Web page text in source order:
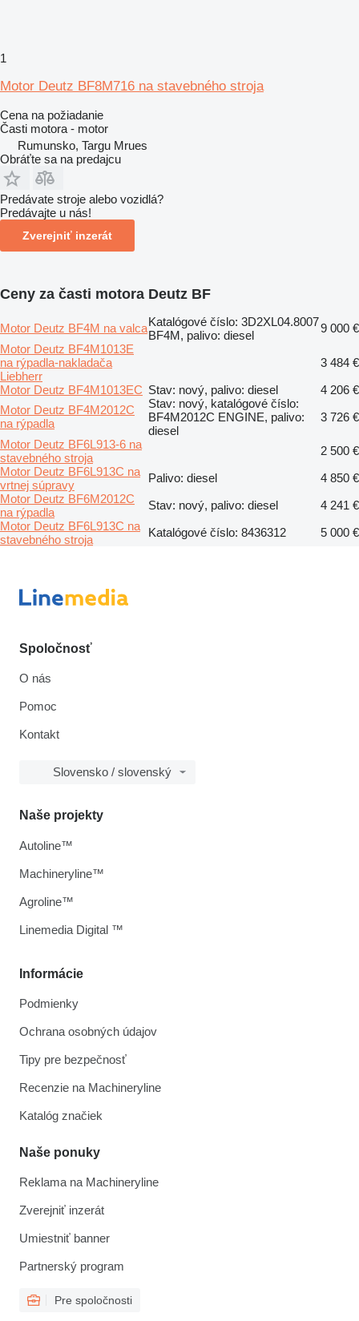
1
Motor Deutz BF8M716 na stavebného stroja
Cena na požiadanie
Časti motora - motor
Rumunsko, Targu Mrues
Obráťte sa na predajcu
Predávate stroje alebo vozidlá?
Predávajte u nás!
Zverejniť inzerát
Ceny za časti motora Deutz BF
Motor Deutz BF4M na valcaKatalógové číslo: 3D2XL04.8007
BF4M, palivo: diesel
9 000 €
Motor Deutz BF4M1013E
na rýpadla-nakladača
Liebherr
3 484 €
Motor Deutz BF4M1013EC Stav: nový, palivo: diesel
4 206 €
Motor Deutz BF4M2012C
na rýpadla
Stav: nový, katalógové číslo:
BF4M2012C ENGINE, palivo:
diesel
3 726 €
Motor Deutz BF6L913-6 na
stavebného stroja
2 500 €
Motor Deutz BF6L913C na
vrtnej súpravy
Palivo: diesel
4 850 €
Motor Deutz BF6M2012C
na rýpadla
Stav: nový, palivo: diesel
4 241 €
Motor Deutz BF6L913C na
stavebného stroja
Katalógové číslo: 8436312 5 000 €
Spoločnosť
O nás
Pomoc
Kontakt
Slovensko / slovenský
Informácie
Podmienky
Ochrana osobných údajov
Tipy pre bezpečnosť
Recenzie na Machineryline
Katalóg značiek
Naše ponuky
Reklama na Machineryline
Zverejniť inzerát
Umiestniť banner
Partnerský program
Pre spoločnosti
Naše projekty
Autoline™
Machineryline™
Agroline™
Linemedia Digital ™